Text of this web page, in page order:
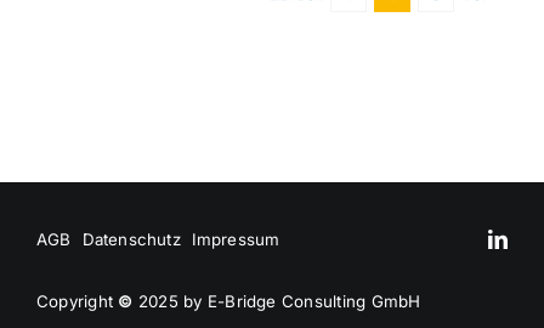
AGB Datenschutz Impressum
Copyright © 2025 by E-Bridge Consulting GmbH